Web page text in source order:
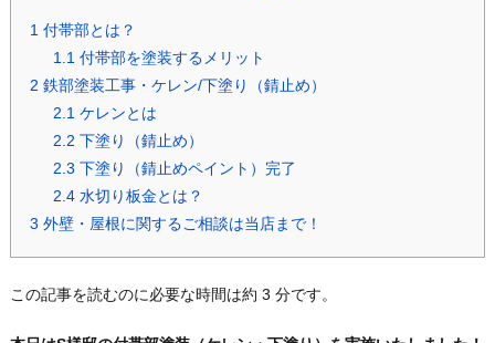
1 付帯部とは？
1.1 付帯部を塗装するメリット
2 鉄部塗装工事・ケレン/下塗り（錆止め）
2.1 ケレンとは
2.2 下塗り（錆止め）
2.3 下塗り（錆止めペイント）完了
2.4水切り板金とは？
3 外壁・屋根に関するご相談は当店まで！
この記事を読むのに必要な時間は約 3 分です。